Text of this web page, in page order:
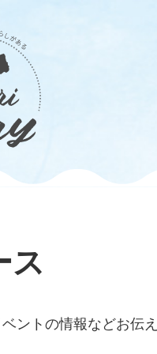
ス
ントの情報などお伝